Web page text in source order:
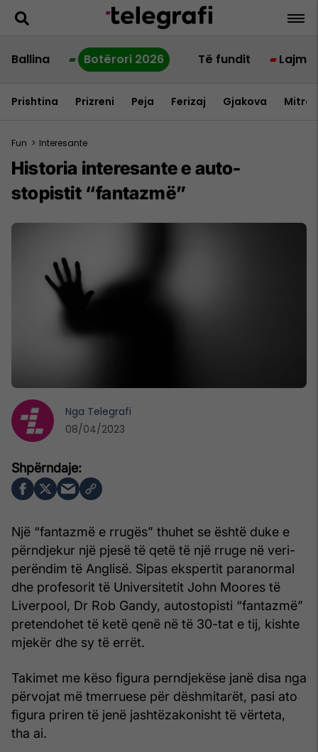
Ballina Botërori 2026 Të fundit Lajme
Prishtina Prizreni Peja Ferizaj Gjakova
Fun > Interesante
Historia interesante e auto-
stopistit “fantazmë”
Një “fantazmë e rrugës” thuhet se është duke e
përndjekur një pjesë të qetë të një rruge në veri-
perëndim të Anglisë. Sipas ekspertit paranormal
dhe profesorit të Universitetit John Moores të
Liverpool, Dr Rob Gandy, autostopisti “fantazmë”
pretendohet të ketë qenë në të 30-tat e tij, kishte
mjekër dhe sy të errët.
Takimet me këso figura perndjekëse janë disa nga
përvojat më tmerruese për dëshmitarët, pasi ato
figura priren të jenë jashtëzakonisht të vërteta,
tha ai.
Nga Telegrafi
08/04/2023